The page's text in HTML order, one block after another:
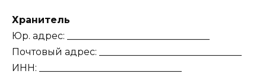
Хранитель
Юр. адрес: ______________________________
Почтовый адрес: ______________________________
ИНН: ______________________________